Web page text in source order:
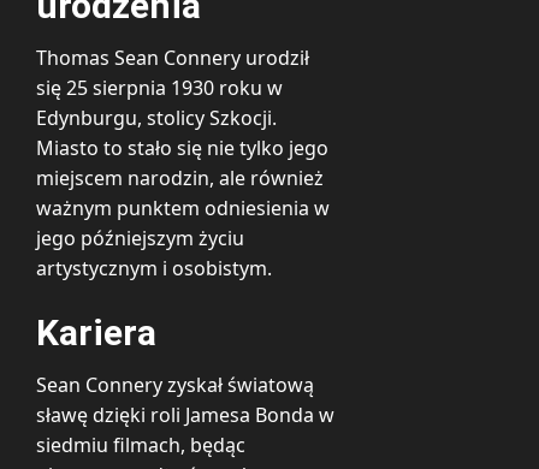
Thomas Sean Connery urodził
się 25 sierpnia 1930 roku w
Edynburgu, stolicy Szkocji.
Miasto to stało się nie tylko jego
miejscem narodzin, ale również
ważnym punktem odniesienia w
jego późniejszym życiu
artystycznym i osobistym.
Kariera
Sean Connery zyskał światową
sławę dzięki roli Jamesa Bonda w
siedmiu filmach, będąc